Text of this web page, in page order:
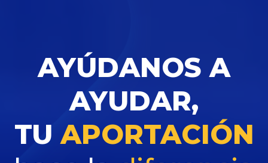
AYÚDANOS A
AYUDAR,
TUAPORTACIÓN